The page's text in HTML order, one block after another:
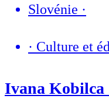
Slovénie ·
· Culture et
Ivana Kobilca